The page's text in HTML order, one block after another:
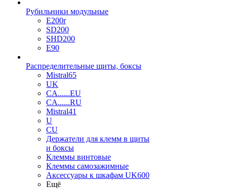
Рубильники модульные
E200r
SD200
SHD200
E90
Распределительные щиты, боксы
Mistral65
UK
CA......EU
CA......RU
Mistral41
U
CU
Держатели для клемм в щиты
и боксы
Клеммы винтовые
Клеммы самозажимные
Аксессуары к шкафам UK600
Ещё